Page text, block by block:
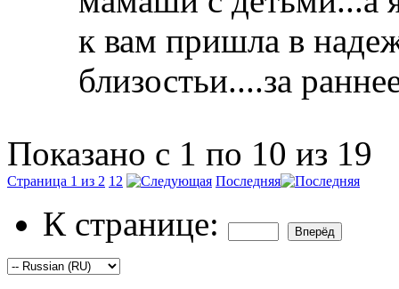
к вам пришла в
близостьи....за
Показано с 1 по 10 из 19
Страница 1 из 2 12 Последняя
К странице: